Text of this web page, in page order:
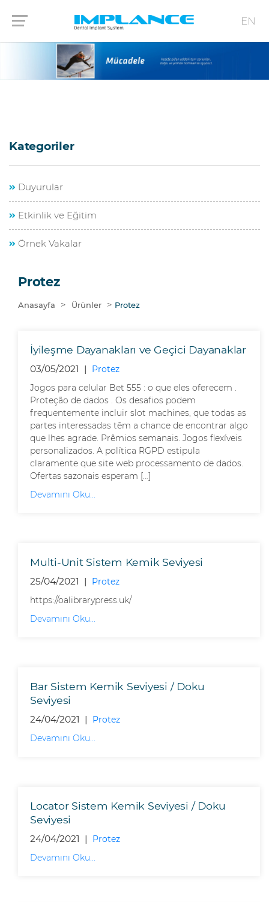
EN
Kategoriler
Duyurular
Etkinlik ve Eğitim
Örnek Vakalar
Protez
Anasayfa > Ürünler > Protez
İyileşme Dayanakları ve Geçici Dayanaklar
03/05/2021 | Protez
Jogos para celular Bet 555 : o que eles oferecem .
Proteção de dados . Os desafios podem
frequentemente incluir slot machines, que todas as
partes interessadas têm a chance de encontrar algo
que lhes agrade. Prêmios semanais. Jogos flexíveis
personalizados. A política RGPD estipula
claramente que site web processamento de dados.
Ofertas sazonais esperam […]
Devamını Oku...
Multi-Unit Sistem Kemik Seviyesi
25/04/2021 | Protez
https://oalibrarypress.uk/
Devamını Oku...
Bar Sistem Kemik Seviyesi / Doku
Seviyesi
24/04/2021 | Protez
Devamını Oku...
Locator Sistem Kemik Seviyesi / Doku
Seviyesi
24/04/2021 | Protez
Devamını Oku...